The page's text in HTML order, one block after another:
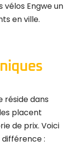
vélos Engwe un
en ville.
réside dans
placent
de prix. Voici
: